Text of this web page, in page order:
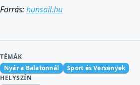
Forrás:hunsail.hu
TÉMÁK
Nyár a Balatonnál
Sport és Versenyek
HELYSZÍN